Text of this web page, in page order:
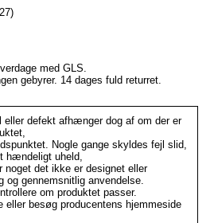
med GLS.
gebyrer. 14 dages fuld returret.
eller defekt afhænger dog af om der er
Nogle gange skyldes fejl slid,
hændeligt uheld,
det ikke er designet eller
og gennemsnitlig anvendelse.
om produktet passer.
eller besøg producentens hjemmeside